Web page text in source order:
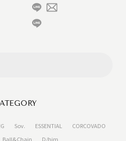
Sov. ESSENTIAL
CORCOVADO
Ball&Chain
D/him